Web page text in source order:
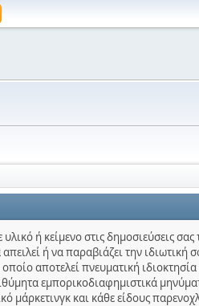
ή κείμενο στις δημοσιεύσεις
ή να παραβιάζει την ιδιωτική
αποτελεί πνευματική
εμπορικοδιαφημιστικά
μάρκετινγκ και κάθε είδους